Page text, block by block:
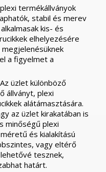
termékállványok
stabil és merev
kis- és
elhelyezésére
a figyelmet a
Az üzlet különböző
állványt, plexi
alátámasztására.
az üzlet kirakatában is
minőségű plexi
és kialakítású
vagy eltérő
tesznek,
határt.